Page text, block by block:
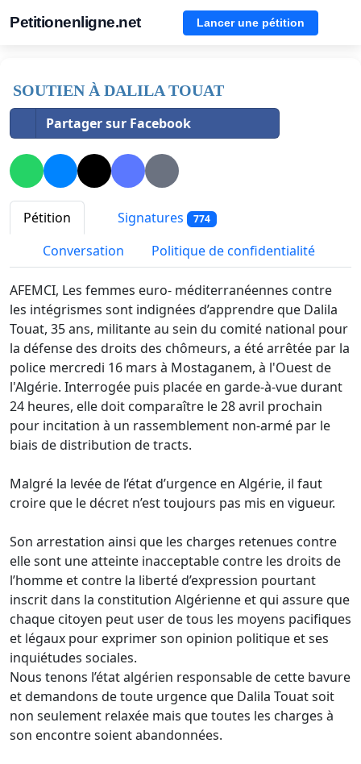
Petitionenligne.net Lancer une pétition
SOUTIEN À DALILA TOUAT
Partager sur Facebook
Pétition Signatures 774
Conversation Politique de confidentialité
AFEMCI, Les femmes euro- méditerranéennes contre
les intégrismes sont indignées d’apprendre que Dalila
Touat, 35 ans, militante au sein du comité national pour
la défense des droits des chômeurs, a été arrêtée par la
police mercredi 16 mars à Mostaganem, à l'Ouest de
l'Algérie. Interrogée puis placée en garde-à-vue durant
24 heures, elle doit comparaître le 28 avril prochain
pour incitation à un rassemblement non-armé par le
biais de distribution de tracts.
Malgré la levée de l’état d’urgence en Algérie, il faut
croire que le décret n’est toujours pas mis en vigueur.
Son arrestation ainsi que les charges retenues contre
elle sont une atteinte inacceptable contre les droits de
l’homme et contre la liberté d’expression pourtant
inscrit dans la constitution Algérienne et qui assure que
chaque citoyen peut user de tous les moyens pacifiques
et légaux pour exprimer son opinion politique et ses
inquiétudes sociales.
Nous tenons l’état algérien responsable de cette bavure
et demandons de toute urgence que Dalila Touat soit
non seulement relaxée mais que toutes les charges à
son encontre soient abandonnées.